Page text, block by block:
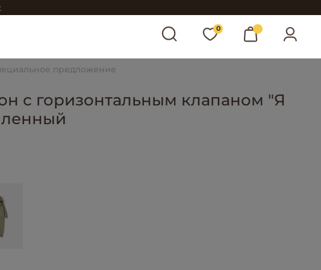
0
предложение
с горизонтальным клапаном "Я